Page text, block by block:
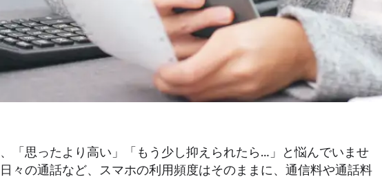
「思ったより高い」「もう少し抑えられたら…」と悩んでいませ
々の通話など、スマホの利用頻度はそのままに、通信料や通話料